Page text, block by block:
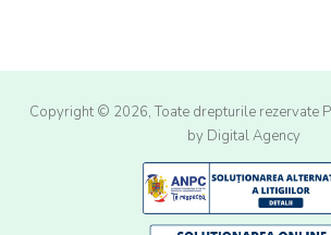
Copyright © 2026, Toate drepturile rezervate
by Digital Agency